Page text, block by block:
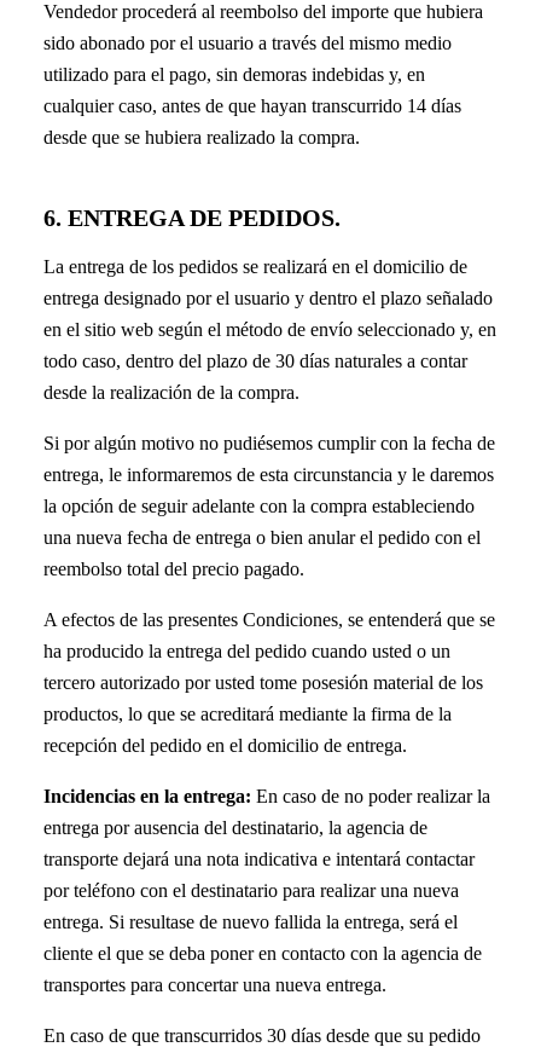
Vendedor procederá al reembolso del importe que hubiera
sido abonado por el usuario a través del mismo medio
utilizado para el pago, sin demoras indebidas y, en
cualquier caso, antes de que hayan transcurrido 14 días
desde que se hubiera realizado la compra.
6. ENTREGA DE PEDIDOS.
La entrega de los pedidos se realizará en el domicilio de
entrega designado por el usuario y dentro el plazo señalado
en el sitio web según el método de envío seleccionado y, en
todo caso, dentro del plazo de 30 días naturales a contar
desde la realización de la compra.
Si por algún motivo no pudiésemos cumplir con la fecha de
entrega, le informaremos de esta circunstancia y le daremos
la opción de seguir adelante con la compra estableciendo
una nueva fecha de entrega o bien anular el pedido con el
reembolso total del precio pagado.
A efectos de las presentes Condiciones, se entenderá que se
ha producido la entrega del pedido cuando usted o un
tercero autorizado por usted tome posesión material de los
productos, lo que se acreditará mediante la firma de la
recepción del pedido en el domicilio de entrega.
Incidencias en la entrega: En caso de no poder realizar la
entrega por ausencia del destinatario, la agencia de
transporte dejará una nota indicativa e intentará contactar
por teléfono con el destinatario para realizar una nueva
entrega. Si resultase de nuevo fallida la entrega, será el
cliente el que se deba poner en contacto con la agencia de
transportes para concertar una nueva entrega.
En caso de que transcurridos 30 días desde que su pedido